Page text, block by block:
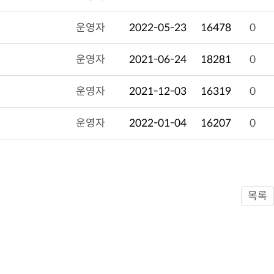
운영자 2022-05-23 16478 0
운영자 2021-06-24 18281 0
운영자 2021-12-03 16319 0
운영자 2022-01-04 16207 0
목록